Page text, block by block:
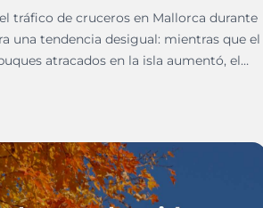
tráfico de cruceros en Mallorca durante
una tendencia desigual: mientras que el
atracados en la isla aumentó, el